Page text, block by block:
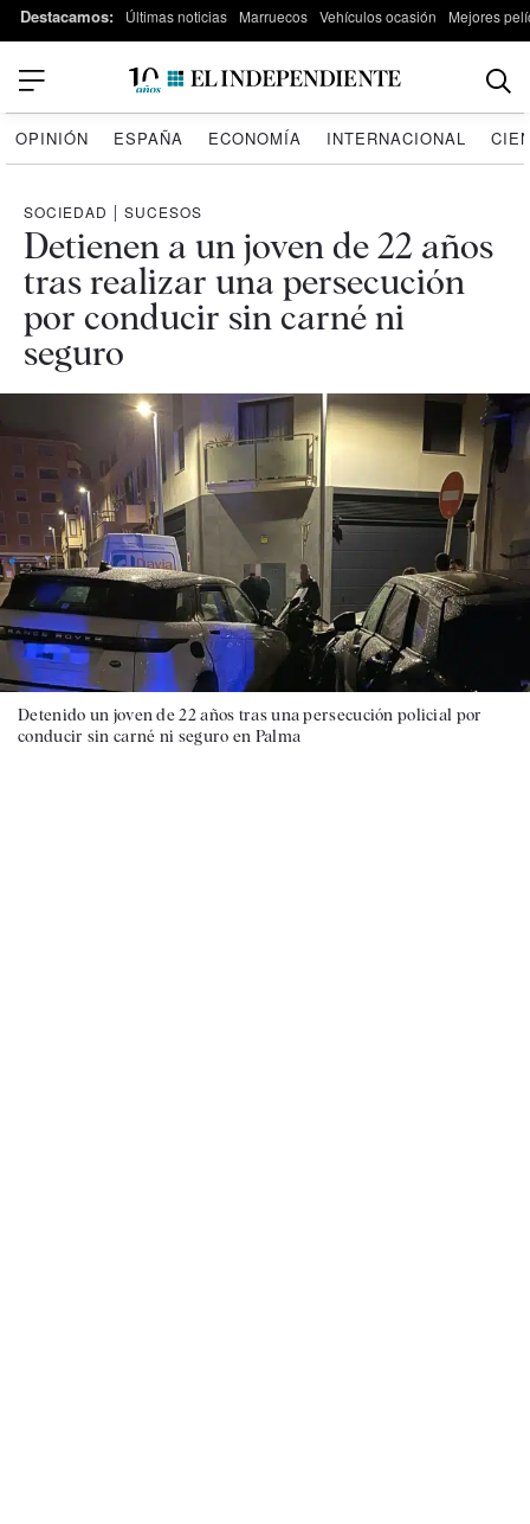
Destacamos: Últimas noticias Marruecos Vehículos ocasión Mejores
OPINIÓN ESPAÑA ECONOMÍA INTERNACIONAL
SOCIEDAD | SUCESOS
Detienen a un joven de 22 años
tras realizar una persecución
por conducir sin carné ni
seguro
Detenido un joven de 22 años tras una persecución policial por
conducir sin carné ni seguro en Palma